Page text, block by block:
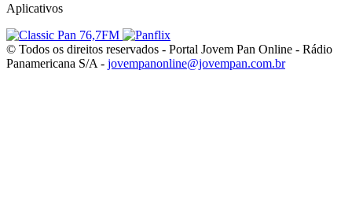
Aplicativos
© Todos os direitos reservados - Portal Jovem Pan Online - Rádio
Panamericana S/A - jovempanonline@jovempan.com.br